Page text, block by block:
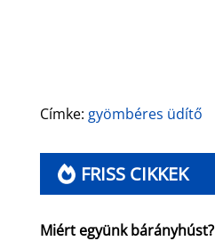
Címke: gyömbéres üdítő
FRISS CIKKEK
Miért együnk bárányhúst?